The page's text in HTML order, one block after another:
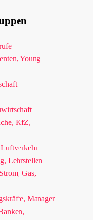
Young
KfZ,
Lehrstellen
Gas,
Manager